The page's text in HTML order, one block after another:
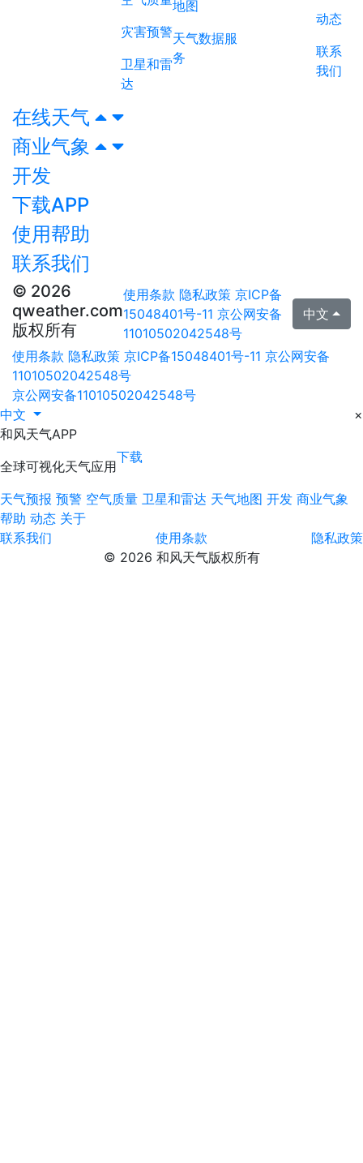
灾害预警
卫星和雷
达
地图
天气数据服
务
动态
联系
我们
在线天气
商业气象
开发
下载APP
使用帮助
联系我们
© 2026
qweather.com
版权所有
使用条款 隐私政策 京ICP备
15048401号-11 京公网安备
11010502042548号
中文
使用条款 隐私政策 京ICP备15048401号-11 京公网安备
11010502042548号
京公网安备11010502042548号
中文
×
和风天气APP
全球可视化天气应用
下载
天气预报 预警 空气质量 卫星和雷达 天气地图 开发 商业气象
帮助 动态 关于
联系我们
使用条款
隐私政策
© 2026 和风天气版权所有